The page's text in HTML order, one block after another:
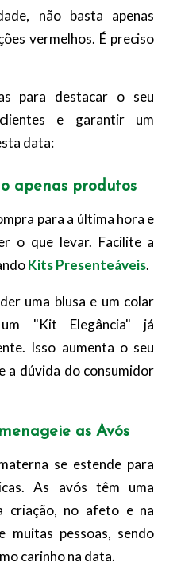
não basta apenas
vermelhos. É preciso
para destacar o seu
e garantir um
data:
apenas produtos
para a última hora e
o que levar. Facilite a
Kits Presenteáveis.
uma blusa e um colar
"Kit Elegância" já
Isso aumenta o seu
a dúvida do consumidor
as Avós
se estende para
As avós têm uma
criação, no afeto e na
pessoas, sendo
carinho na data.